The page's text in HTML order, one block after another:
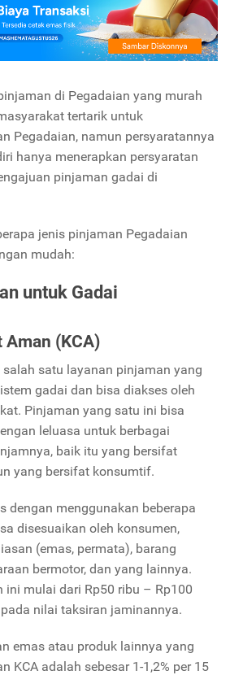
di Pegadaian yang murah
tertarik untuk
Pegadaian, namun persyaratannya
hanya menerapkan persyaratan
pinjaman gadai di
jenis pinjaman Pegadaian
mudah:
untuk Gadai
Aman (KCA)
salah satu layanan pinjaman yang
gadai dan bisa diakses oleh
Pinjaman yang satu ini bisa
leluasa untuk berbagai
baik itu yang bersifat
yang bersifat konsumtif.
dengan menggunakan beberapa
disesuaikan oleh konsumen,
(emas, permata), barang
bermotor, dan yang lainnya.
ini mulai dari Rp50 ribu – Rp100
nilai taksiran jaminannya.
emas atau produk lainnya yang
KCA adalah sebesar 1-1,2% per 15